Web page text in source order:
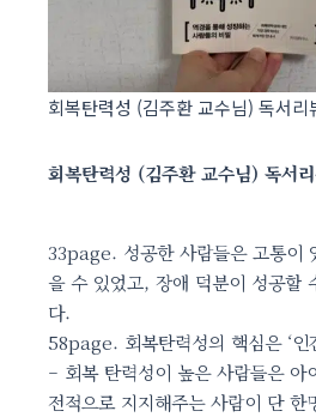
회복탄력성 (김주환 교수님) 독서리
회복탄력성 (김주환 교수님) 독서
33page. 성공한 사람들은 고통이
을 수 있었고, 장애 덕분이 성공할
다.
58page. 회복탄력성의 핵심은 ‘인
– 회복 탄력성이 높은 사람들은 아
전적으로 지지해주는 사람이 단 한